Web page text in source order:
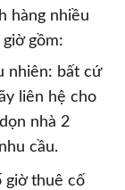
hàng nhiều
gồm:
nhiên: bất cứ
liên hệ cho
nhà 2
cầu.
giờ thuê cố